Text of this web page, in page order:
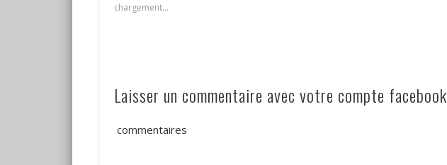
chargement…
Laisser un commentaire avec votre compte facebook
commentaires